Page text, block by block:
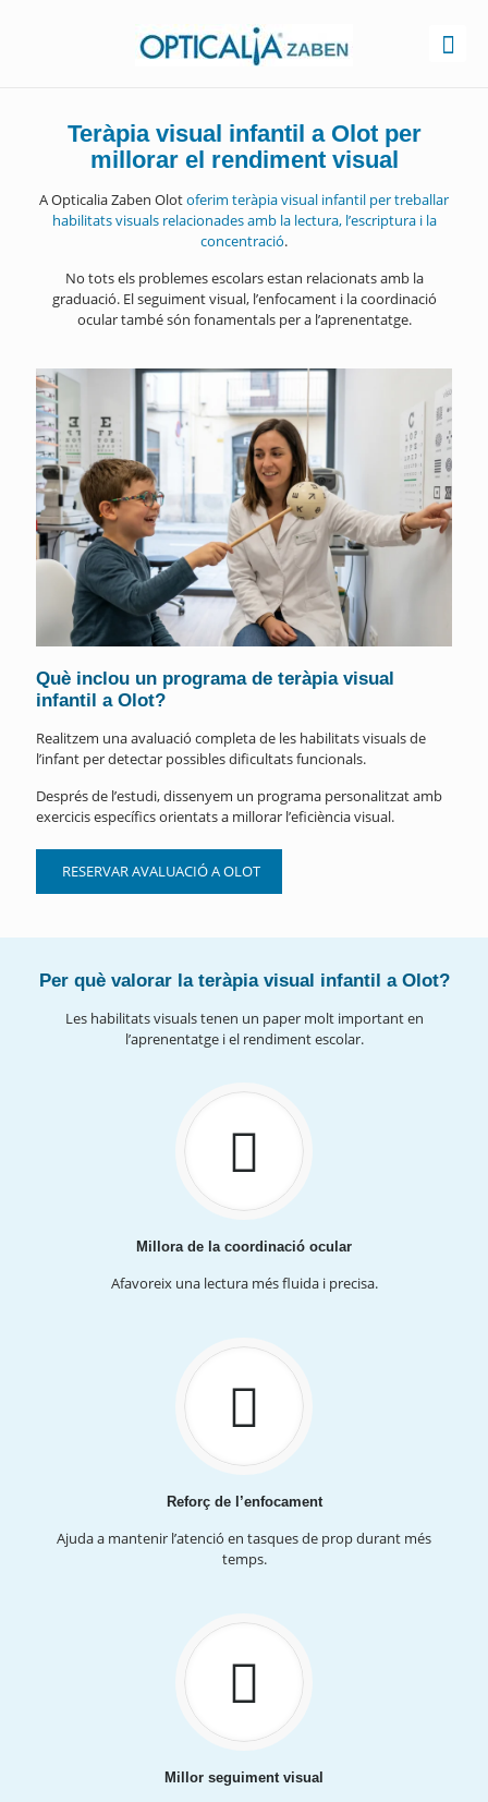
Teràpia visual infantil a Olot per
millorar el rendiment visual
A Opticalia Zaben Olotoferim teràpia visual infantil per treballar
habilitats visuals relacionades amb la lectura, l’escriptura i la
concentració.
No tots els problemes escolars estan relacionats amb la
graduació. El seguiment visual, l’enfocament i la coordinació
ocular també són fonamentals per a l’aprenentatge.
Què inclou un programa de teràpia visual
infantil a Olot?
Realitzem una avaluació completa de les habilitats visuals de
l’infant per detectar possibles dificultats funcionals.
Després de l’estudi, dissenyem un programa personalitzat amb
exercicis específics orientats a millorar l’eficiència visual.
RESERVAR AVALUACIÓ A OLOT
Per què valorar la teràpia visual infantil a Olot?
Les habilitats visuals tenen un paper molt important en
l’aprenentatge i el rendiment escolar.
Millora de la coordinació ocular
Afavoreix una lectura més fluida i precisa.
Reforç de l’enfocament
Ajuda a mantenir l’atenció en tasques de prop durant més
temps.
Millor seguiment visual